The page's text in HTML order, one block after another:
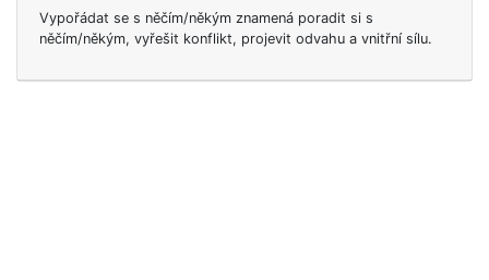
Vypořádat se s něčím/někým znamená poradit si s
něčím/někým, vyřešit konflikt, projevit odvahu a vnitřní sílu.